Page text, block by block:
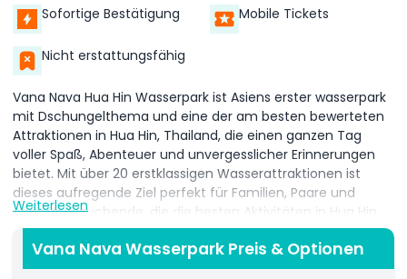
Sofortige Bestätigung Mobile Tickets
Nicht erstattungsfähig
Vana Nava Hua Hin Wasserpark ist Asiens erster wasserpark
mit Dschungelthema und eine der am besten bewerteten
Attraktionen in Hua Hin, Thailand, die einen ganzen Tag
voller Spaß, Abenteuer und unvergesslicher Erinnerungen
bietet. Mit über 20 erstklassigen Wasserattraktionen ist
dieses aufregende Ziel perfekt für Familien, Paare und
Abenteuersuchende, die die besten Aktivitäten in Hua Hin
suchen. Der Park beherbergt den höchsten künstlichen
Wasserfall Asiens, die Vana Nava Falls, und
adrenalinegeladene Fahrten wie den Abyss, die größte
Weiterlesen
Vana Nava Wasserpark Preis & Optionen